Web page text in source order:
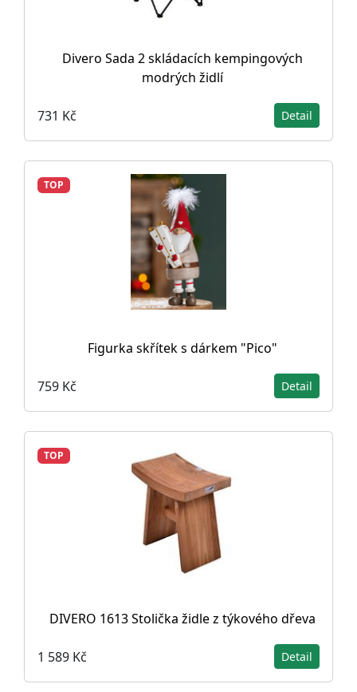
Divero Sada 2 skládacích kempingových
modrých židlí
731 Kč Detail
TOP
Figurka skřítek s dárkem "Pico"
759 Kč Detail
TOP
DIVERO 1613 Stolička židle z týkového dřeva
1 589 Kč Detail